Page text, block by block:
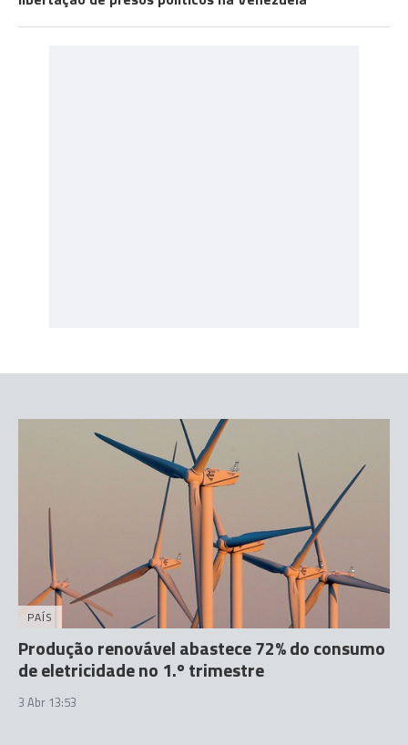
PAÍS
Produção renovável abastece 72% do consumo
de eletricidade no 1.º trimestre
3 Abr 13:53